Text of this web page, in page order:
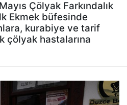
Çölyak Farkındalık
Ekmek büfesinde
kurabiye ve tarif
çölyak hastalarına